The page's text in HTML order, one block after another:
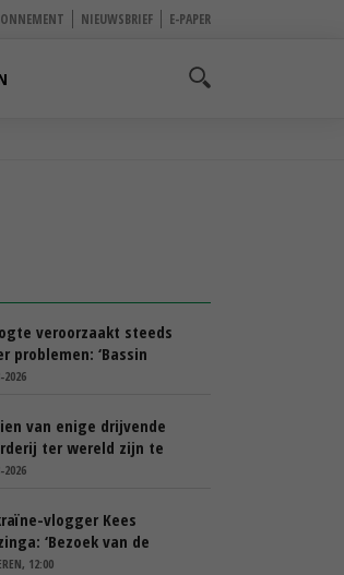
NIEUWSBRIEF E-PAPER
veroorzaakt steeds
problemen: ‘Bassin
week al leeg’
2026
van enige drijvende
ter wereld zijn te
2026
vlogger Kees
‘Bezoek van de
mag zelf groente
12:00